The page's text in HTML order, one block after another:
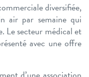
diversifiée,
air par semaine qui
Le secteur médical et
avec une offre